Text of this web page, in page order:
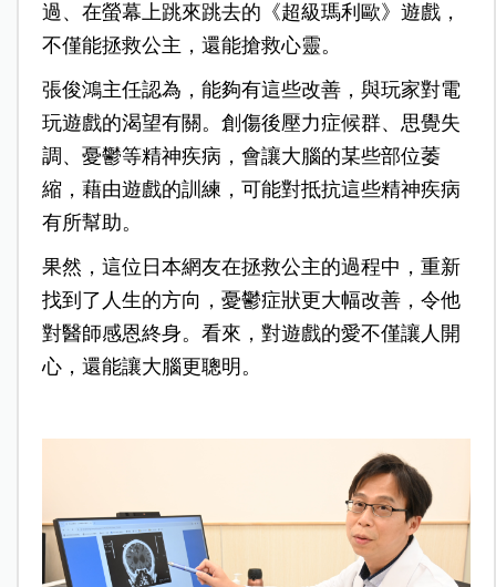
過、在螢幕上跳來跳去的《超級瑪利歐》遊戲，
不僅能拯救公主，還能搶救心靈。
張俊鴻主任認為，能夠有這些改善，與玩家對電
玩遊戲的渴望有關。創傷後壓力症候群、思覺失
調、憂鬱等精神疾病，會讓大腦的某些部位萎
縮，藉由遊戲的訓練，可能對抵抗這些精神疾病
有所幫助。
果然，這位日本網友在拯救公主的過程中，重新
找到了人生的方向，憂鬱症狀更大幅改善，令他
對醫師感恩終身。 看來，對遊戲的愛不僅讓人開
心，還能讓大腦更聰明。